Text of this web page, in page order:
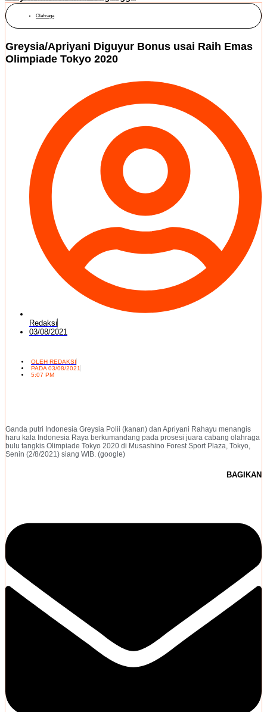
Olahraga
Greysia/Apriyani Diguyur Bonus usai Raih Emas
Olimpiade Tokyo 2020
Redaksi
03/08/2021
OLEH REDAKSI
PADA03/08/2021
5:07 PM
Ganda putri Indonesia Greysia Polii (kanan) dan Apriyani Rahayu menangis
haru kala Indonesia Raya berkumandang pada prosesi juara cabang olahraga
bulu tangkis Olimpiade Tokyo 2020 di Musashino Forest Sport Plaza, Tokyo,
Senin (2/8/2021) siang WIB. (google)
BAGIKAN